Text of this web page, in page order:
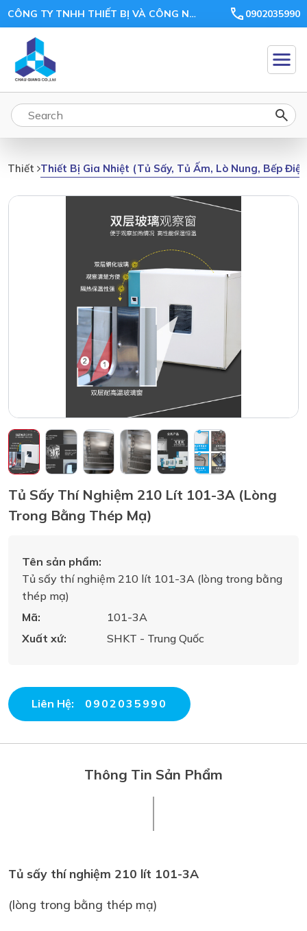
CÔNG TY TNHH THIẾT BỊ VÀ CÔNG NGHỆ CHÂU GIANG 0902035990
Thiết BịThiết Bị Gia Nhiệt (tủ Sấy, Tủ Ấm, Lò Nung, Bếp
Tủ Sấy Thí Nghiệm 210 Lít 101-3A (lòng
Trong Bằng Thép Mạ)
Tên sản phẩm:
Tủ sấy thí nghiệm 210 lít 101-3A (lòng trong bằng
thép mạ)
Mã:
101-3A
Xuất xứ:
SHKT - Trung Quốc
Liên Hệ: 0902035990
Thông Tin Sản Phẩm
Tủ sấy thí nghiệm 210 lít 101-3A
(lòng trong bằng thép mạ)